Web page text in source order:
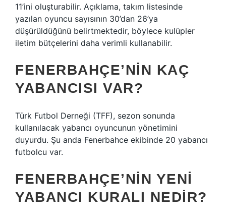
11’ini oluşturabilir. Açıklama, takım listesinde
yazılan oyuncu sayısının 30’dan 26’ya
düşürüldüğünü belirtmektedir, böylece kulüpler
iletim bütçelerini daha verimli kullanabilir.
FENERBAHÇE’NIN KAÇ
YABANCISI VAR?
Türk Futbol Derneği (TFF), sezon sonunda
kullanılacak yabancı oyuncunun yönetimini
duyurdu. Şu anda Fenerbahce ekibinde 20 yabancı
futbolcu var.
FENERBAHÇE’NIN YENI
YABANCI KURALI NEDIR?